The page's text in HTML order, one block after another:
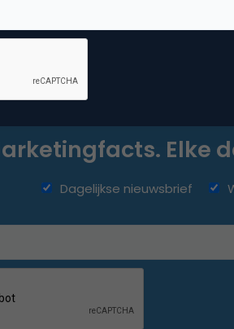
Elke
Dagelijkse nieuwsbrief